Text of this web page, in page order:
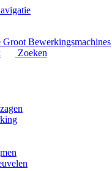
Groot Bewerkingsmachines
Zoeken